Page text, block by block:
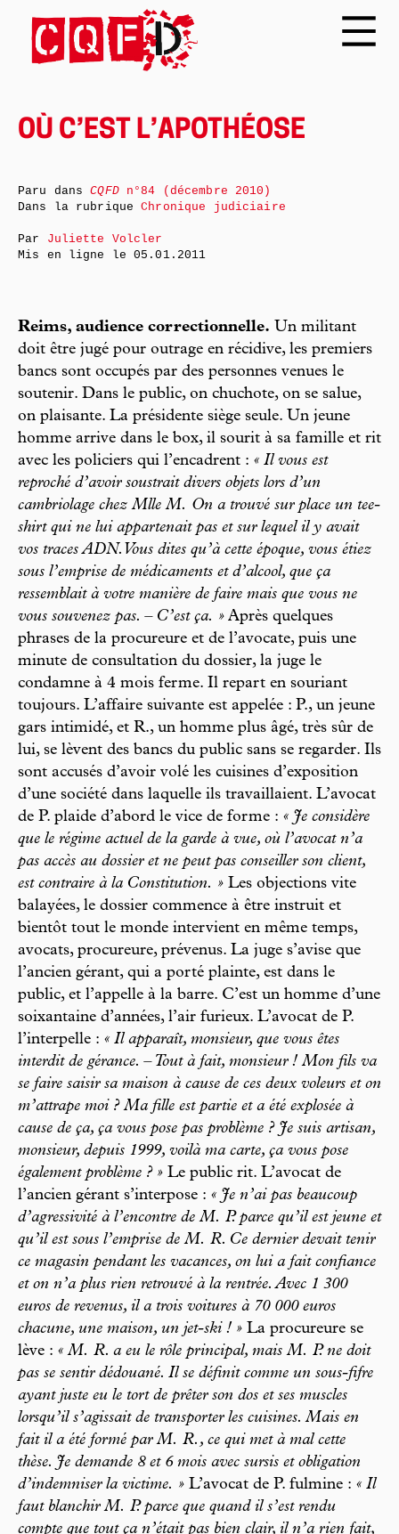
OÙ C’EST L’APOTHÉOSE
Reims, audience correctionnelle. Un militant
doit être jugé pour outrage en récidive, les premiers
bancs sont occupés par des personnes venues le
soutenir. Dans le public, on chuchote, on se salue,
on plaisante. La présidente siège seule. Un jeune
homme arrive dans le box, il sourit à sa famille et rit
avec les policiers qui l’encadrent : « Il vous est
reproché d’avoir soustrait divers objets lors d’un
cambriolage chez Mlle M. On a trouvé sur place un tee-
shirt qui ne lui appartenait pas et sur lequel il y avait
vos traces ADN. Vous dites qu’à cette époque, vous étiez
sous l’emprise de médicaments et d’alcool, que ça
ressemblait à votre manière de faire mais que vous ne
vous souvenez pas. – C’est ça. » Après quelques
phrases de la procureure et de l’avocate, puis une
minute de consultation du dossier, la juge le
condamne à 4 mois ferme. Il repart en souriant
toujours. L’affaire suivante est appelée : P., un jeune
gars intimidé, et R., un homme plus âgé, très sûr de
lui, se lèvent des bancs du public sans se regarder. Ils
sont accusés d’avoir volé les cuisines d’exposition
d’une société dans laquelle ils travaillaient. L’avocat
de P. plaide d’abord le vice de forme : « Je considère
que le régime actuel de la garde à vue, où l’avocat n’a
pas accès au dossier et ne peut pas conseiller son client,
est contraire à la Constitution. » Les objections vite
balayées, le dossier commence à être instruit et
bientôt tout le monde intervient en même temps,
avocats, procureure, prévenus. La juge s’avise que
l’ancien gérant, qui a porté plainte, est dans le
public, et l’appelle à la barre. C’est un homme d’une
soixantaine d’années, l’air furieux. L’avocat de P.
l’interpelle : « Il apparaît, monsieur, que vous êtes
interdit de gérance. – Tout à fait, monsieur ! Mon fils va
se faire saisir sa maison à cause de ces deux voleurs et on
m’attrape moi ? Ma fille est partie et a été explosée à
cause de ça, ça vous pose pas problème ? Je suis artisan,
monsieur, depuis 1999, voilà ma carte, ça vous pose
également problème ? » Le public rit. L’avocat de
l’ancien gérant s’interpose : « Je n’ai pas beaucoup
d’agressivité à l’encontre de M. P. parce qu’il est jeune et
qu’il est sous l’emprise de M. R. Ce dernier devait tenir
ce magasin pendant les vacances, on lui a fait confiance
et on n’a plus rien retrouvé à la rentrée. Avec 1 300
euros de revenus, il a trois voitures à 70 000 euros
chacune, une maison, un jet-ski ! » La procureure se
lève : « M. R. a eu le rôle principal, mais M. P. ne doit
pas se sentir dédouané. Il se définit comme un sous-fifre
ayant juste eu le tort de prêter son dos et ses muscles
lorsqu’il s’agissait de transporter les cuisines. Mais en
fait il a été formé par M. R., ce qui met à mal cette
thèse. Je demande 8 et 6 mois avec sursis et obligation
d’indemniser la victime. » L’avocat de P. fulmine : « Il
faut blanchir M. P. parce que quand il s’est rendu
compte que tout ça n’était pas bien clair, il n’a rien fait,
Paru dansCQFDn°84 (décembre 2010)
Dans la rubriqueChronique judiciaire
Par Juliette Volcler
Mis en ligne le05.01.2011